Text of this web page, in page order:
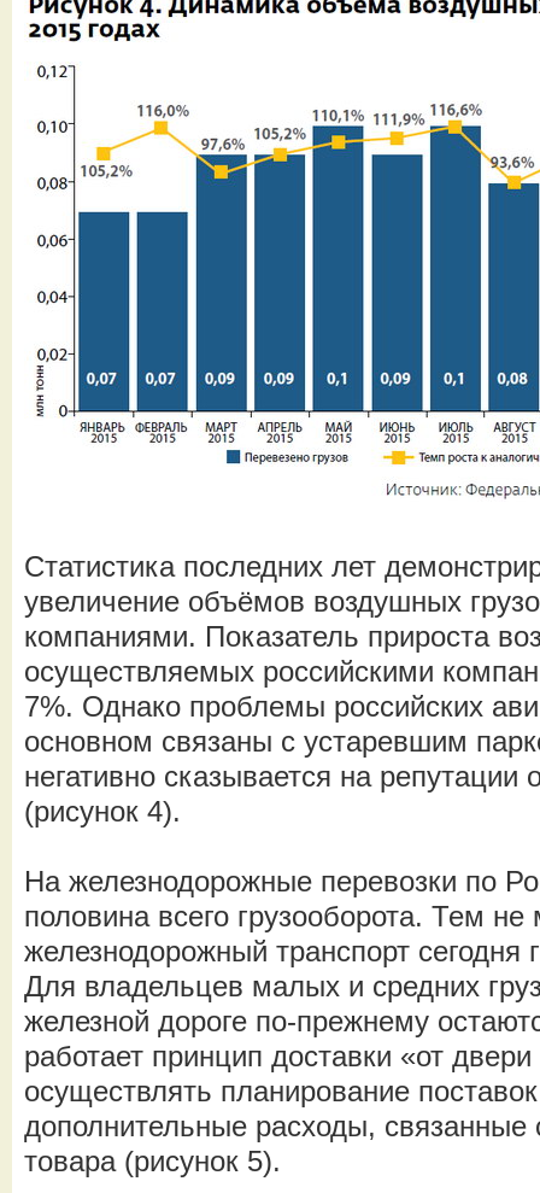
Статистика последних лет
увеличение объёмов воздушных
компаниями. Показатель прироста
осуществляемых российскими
7%. Однако проблемы российских
основном связаны с устаревшим
негативно сказывается на репутации
(рисунок 4).
На железнодорожные перевозки по
половина всего грузооборота. Тем
железнодорожный транспорт сегодня
Для владельцев малых и средних
железной дороге по-прежнему
работает принцип доставки «от
осуществлять планирование
дополнительные расходы, связанные
товара (рисунок 5).